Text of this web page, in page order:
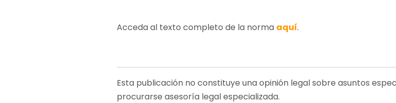
Acceda al texto completo de la norma aquí.
Esta publicación no constituye una opinión legal sobre asuntos
procurarse asesoría legal especializada.